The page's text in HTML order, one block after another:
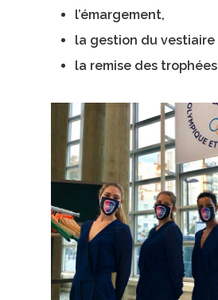
l’émargement,
la gestion du vestiaire
la remise des trophées